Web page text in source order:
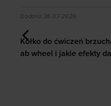
formy po urazie
Kółko do ćwiczeń
Dodano:28-07-2026
Kółko do ćwiczeń
ab wheel i jakie efekty